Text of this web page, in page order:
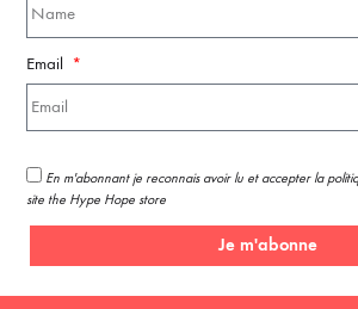
Email
En m'abonnant je reconnais avoir lu et accepter la
site the Hype Hope store
Je m'abonne